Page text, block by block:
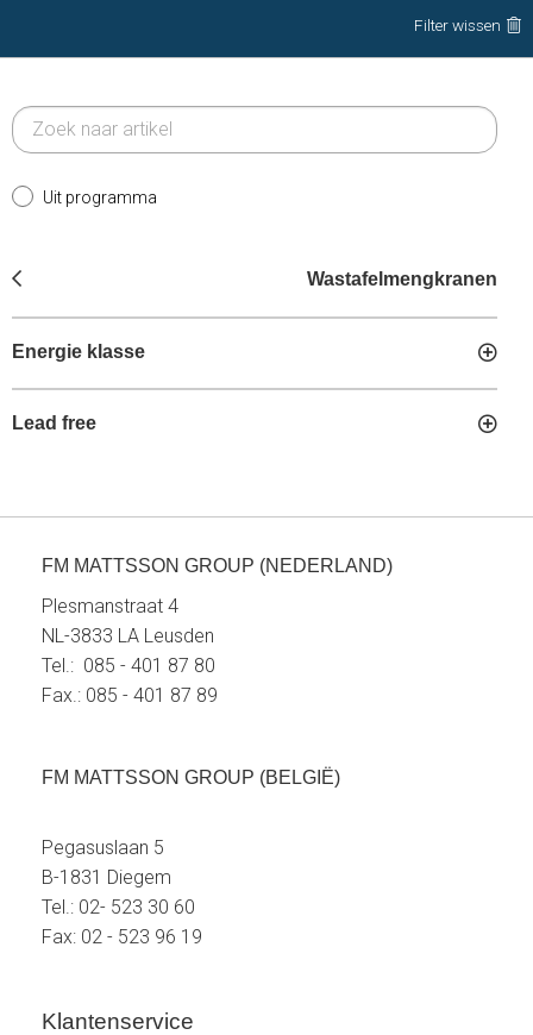
Filter wissen
Uit programma
Wastafelmengkranen
Energie klasse
Lead free
FM MATTSSON GROUP (NEDERLAND)
Plesmanstraat 4
NL-3833 LA Leusden
Tel.: 085 - 401 87 80
Fax.: 085 - 401 87 89
FM MATTSSON GROUP (BELGIË)
Pegasuslaan 5
B-1831 Diegem
Tel.: 02- 523 30 60
Fax: 02 - 523 96 19
Klantenservice